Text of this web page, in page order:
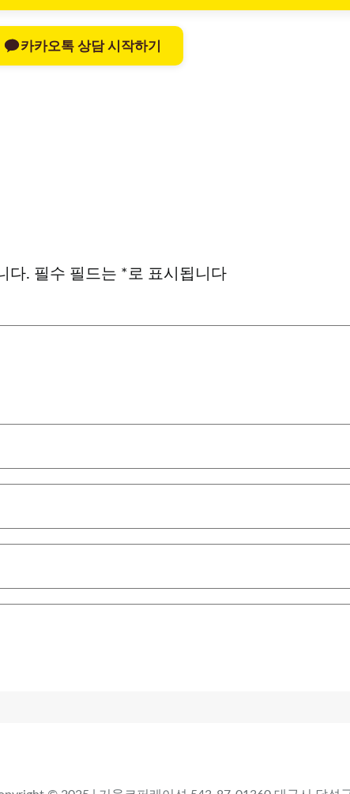
카카오톡 상담 시작하기
다. 필수 필드는 *로 표시됩니다